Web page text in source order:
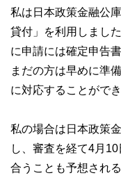
私は日本政策金融公
貸付」を利用しまし
に申請には確定申告
まだの方は早めに準
に対応することができ
私の場合は日本政策
し、審査を経て4月
合うことも予想され